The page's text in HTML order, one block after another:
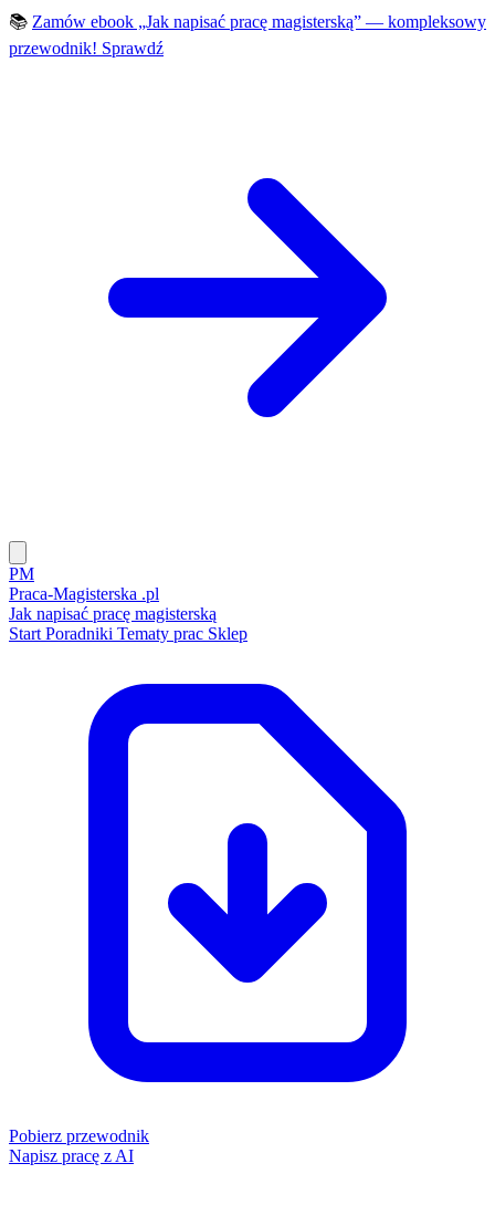
📚 Zamów ebook „Jak napisać pracę magisterską” — kompleksowy
przewodnik! Sprawdź
PM
Praca-Magisterska .pl
Jak napisać pracę magisterską
Start Poradniki Tematy prac Sklep
Pobierz przewodnik
Napisz pracę z AI